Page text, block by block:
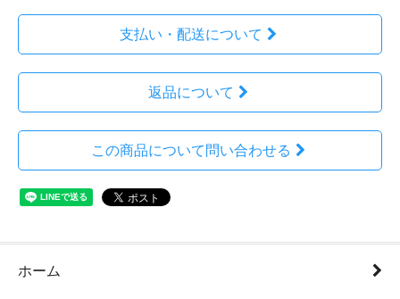
支払い・配送について
返品について
この商品について問い合わせる
ホーム